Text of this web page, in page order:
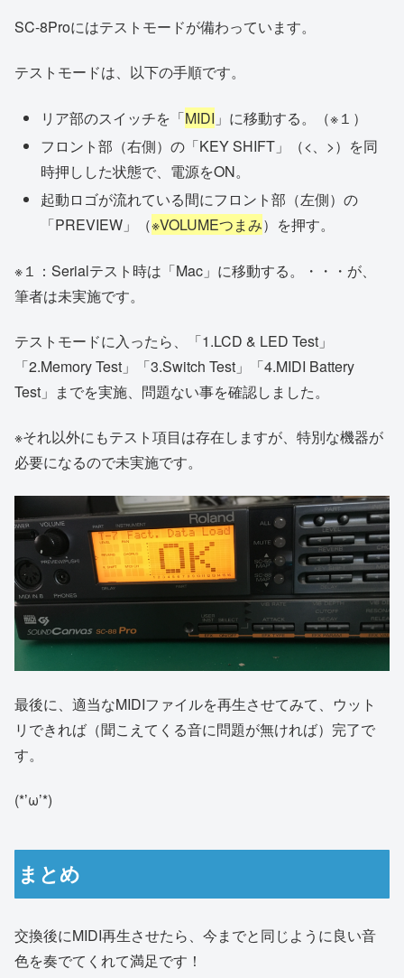
SC-8Proにはテストモードが備わっています。
テストモードは、以下の手順です。
リア部のスイッチを「MIDI 」に移動する。（※１）
フロント部（右側）の「KEY SHIFT」（<、>）を同
時押しした状態で、電源をON。
起動ロゴが流れている間にフロント部（左側）の
「PREVIEW」（※VOLUMEつまみ）を押す。
※１：Serialテスト時は「Mac」に移動する。・・・が、
筆者は未実施です。
テストモードに入ったら、「1.LCD & LED Test」
「2.Memory Test」「3.Switch Test」「4.MIDI Battery
Test」までを実施、問題ない事を確認しました。
※それ以外にもテスト項目は存在しますが、特別な機器が
必要になるので未実施です。
最後に、適当なMIDIファイルを再生させてみて、ウット
リできれば（聞こえてくる音に問題が無ければ）完了で
す。
(*’ω’*)
まとめ
交換後にMIDI再生させたら、今までと同じように良い音
色を奏でてくれて満足です！